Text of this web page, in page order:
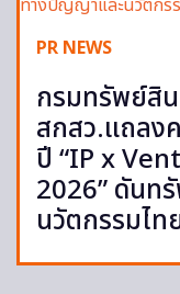
PR NEWS
กรมทรัพย์สิ
สกสว.แถลง
ปี “IP x
2026” ดันท
นวัตกรรมไท